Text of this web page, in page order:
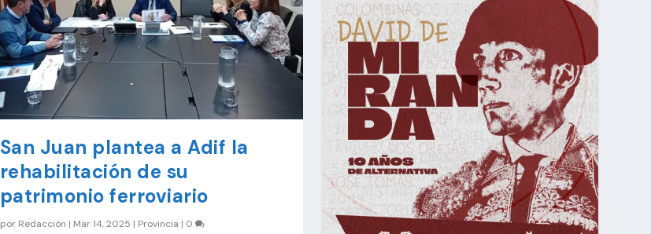
San Juan plantea a Adif la
rehabilitación de su
patrimonio ferroviario
por Redacción | Mar 14, 2025 | Provincia | 0